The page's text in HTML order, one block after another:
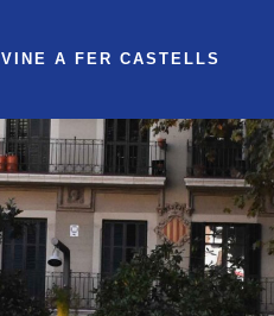
VINE A FER CASTELLS